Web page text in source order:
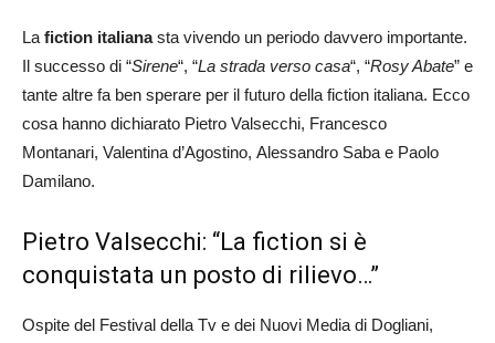
La fiction italianasta vivendo un periodo davvero importante.
Il successo di “Sirene“, “La strada verso casa“, “Rosy Abate” e
tante altre fa ben sperare per il futuro della fiction italiana. Ecco
cosa hanno dichiarato Pietro Valsecchi, Francesco
Montanari, Valentina d’Agostino, Alessandro Saba e Paolo
Damilano.
Pietro Valsecchi: “La fiction si è
conquistata un posto di rilievo…”
Ospite del Festival della Tv e dei Nuovi Media di Dogliani,